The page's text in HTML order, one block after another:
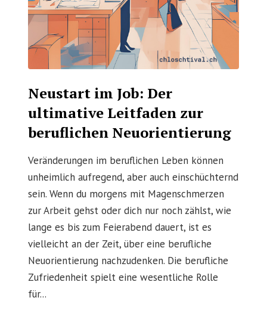
Neustart im Job: Der
ultimative Leitfaden zur
beruflichen Neuorientierung
Veränderungen im beruflichen Leben können
unheimlich aufregend, aber auch einschüchternd
sein. Wenn du morgens mit Magenschmerzen
zur Arbeit gehst oder dich nur noch zählst, wie
lange es bis zum Feierabend dauert, ist es
vielleicht an der Zeit, über eine berufliche
Neuorientierung nachzudenken. Die berufliche
Zufriedenheit spielt eine wesentliche Rolle
für...